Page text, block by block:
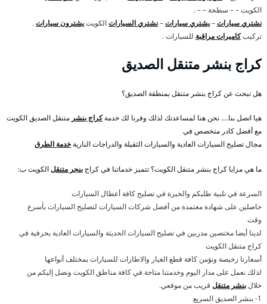
الكويت – – سطحة – – .
نشتري سيارات–يشتري سيارات–نشتري السياراتالكويتيشترون سيارات.
تركيبكاميرات مراقبة للسيارات .
كراج بنشر متنقل الصديق
هل تبحث عن كراج بنشر متنقل بمنطقة الصديق؟
هيا اتصل بنا…. نحن هنا لمساعدتك لذلك وفرنا لك خدمةكراج بنشر متنقل الصديق الكويت
مع أفضل كادر متخصص في
مجال تصليح السيارات العادية والسيارات الثقيلة والدراجات الناريةخدمة الطرق
ما هي مزايا كراج بنشر متنقل الكويت؟ تتميز خدماتنا في كراج بنجر متنقلالكويت ب:
السرعة في تلبية طلبكم والخبرة في تصليح كافة أعطال السيارات
حاصلين على شهادة معتمدة من أفضل شركات السيارات لتصليح السيارات بأسرع
وقت
لدينا أيضا مختصين مدربين في تصليح السيارات الحديثة والسيارات العادية بحرفية في
كراج متنقل الكويت
أسعارنا رخيصة ونؤمن كافة قطع الغيار والاطارات للسيارات بمختلف أنواعها
لذلك نعمل على مدار اليوم وخدمتنا متاحة في كافة مناطق الكويت ونصل إليكم من
خلالبنشر متنقل قريب من موقعي.
1- بنشر الصديق السريع